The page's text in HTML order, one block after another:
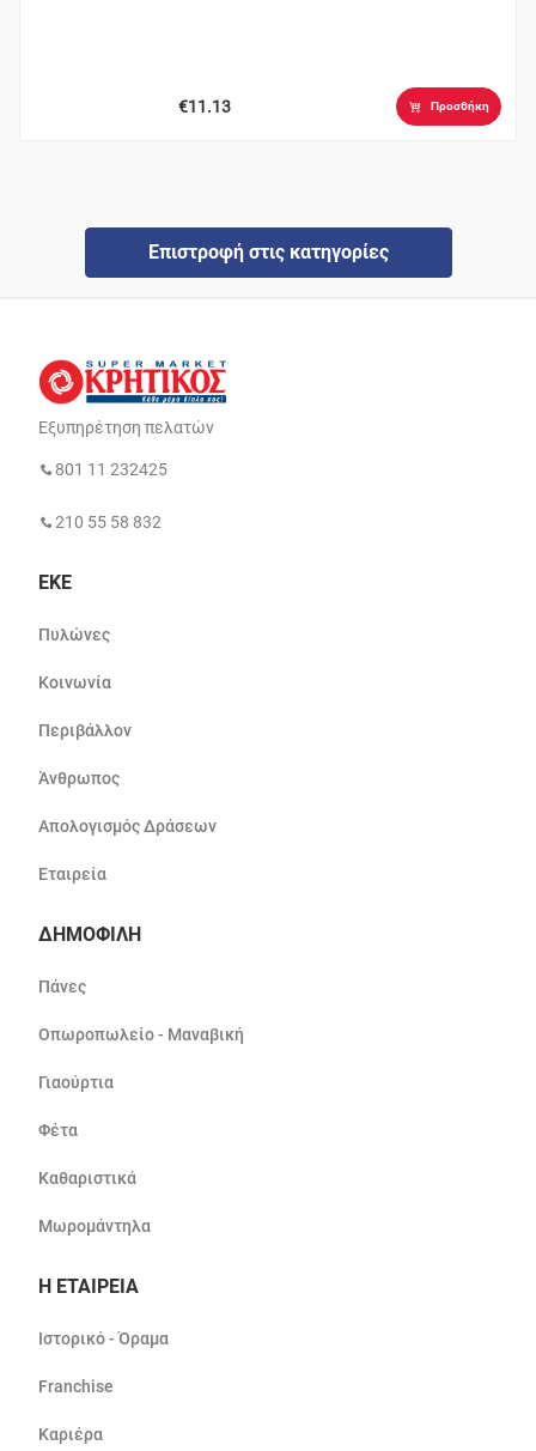
€11.13 Προσθήκη
Επιστροφή στις κατηγορίες
Εξυπηρέτηση πελατών
801 11 232425
210 55 58 832
ΕΚΕ
Πυλώνες
Κοινωνία
Περιβάλλον
Άνθρωπος
Απολογισμός Δράσεων
Εταιρεία
ΔΗΜΟΦΙΛΗ
Πάνες
Οπωροπωλείο - Μαναβική
Γιαούρτια
Φέτα
Καθαριστικά
Μωρομάντηλα
Η ΕΤΑΙΡΕΙΑ
Ιστορικό - Όραμα
Franchise
Καριέρα